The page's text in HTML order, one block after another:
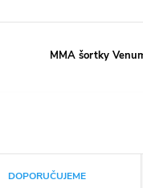
MMA šortky
DOPORUČUJEME